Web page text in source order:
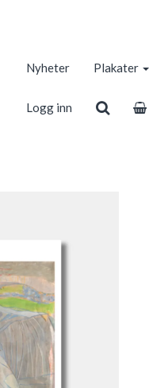
Nyheter Plakater
Logg inn